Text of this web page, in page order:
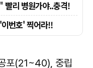
포(21~40), 중립